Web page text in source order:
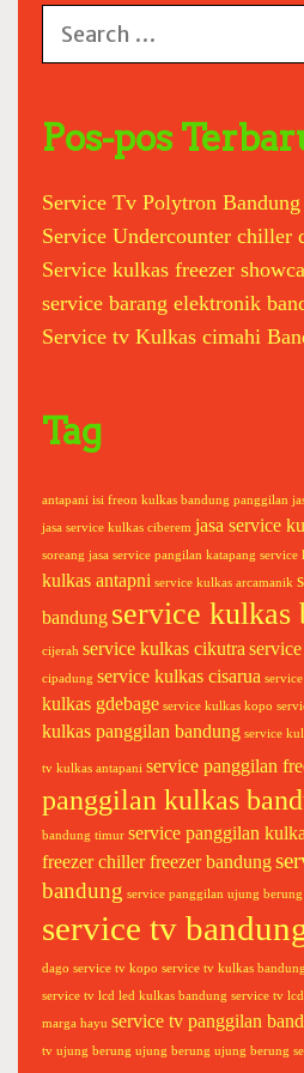
c
h
o
r
:
Pos-pos
Service Tv Polytron Bandung
Service Undercounter chiller
Service kulkas freezer
service barang elektronik
Service tv Kulkas cimahi
Tag
antapani isi freon kulkas bandung panggilan
jasa service kulkas ciberem jasa service
soreang jasa service pangilan katapang service
kulkas antapni service kulkas arcamanik
bandung service kulkas
cijerah service kulkas cikutra
cipadung service kulkas cisarua
kulkas gdebage service kulkas kopo
kulkas panggilan bandung service
tv kulkas antapani service panggilan
panggilan kulkas
bandung timur service panggilan
freezer chiller freezer bandung
bandung service panggilan ujung berung
service tv
dago service tv kopo service tv kulkas bandung
service tv lcd led kulkas bandung service tv
marga hayu service tv panggilan
tv ujung berung ujung berung ujung berung